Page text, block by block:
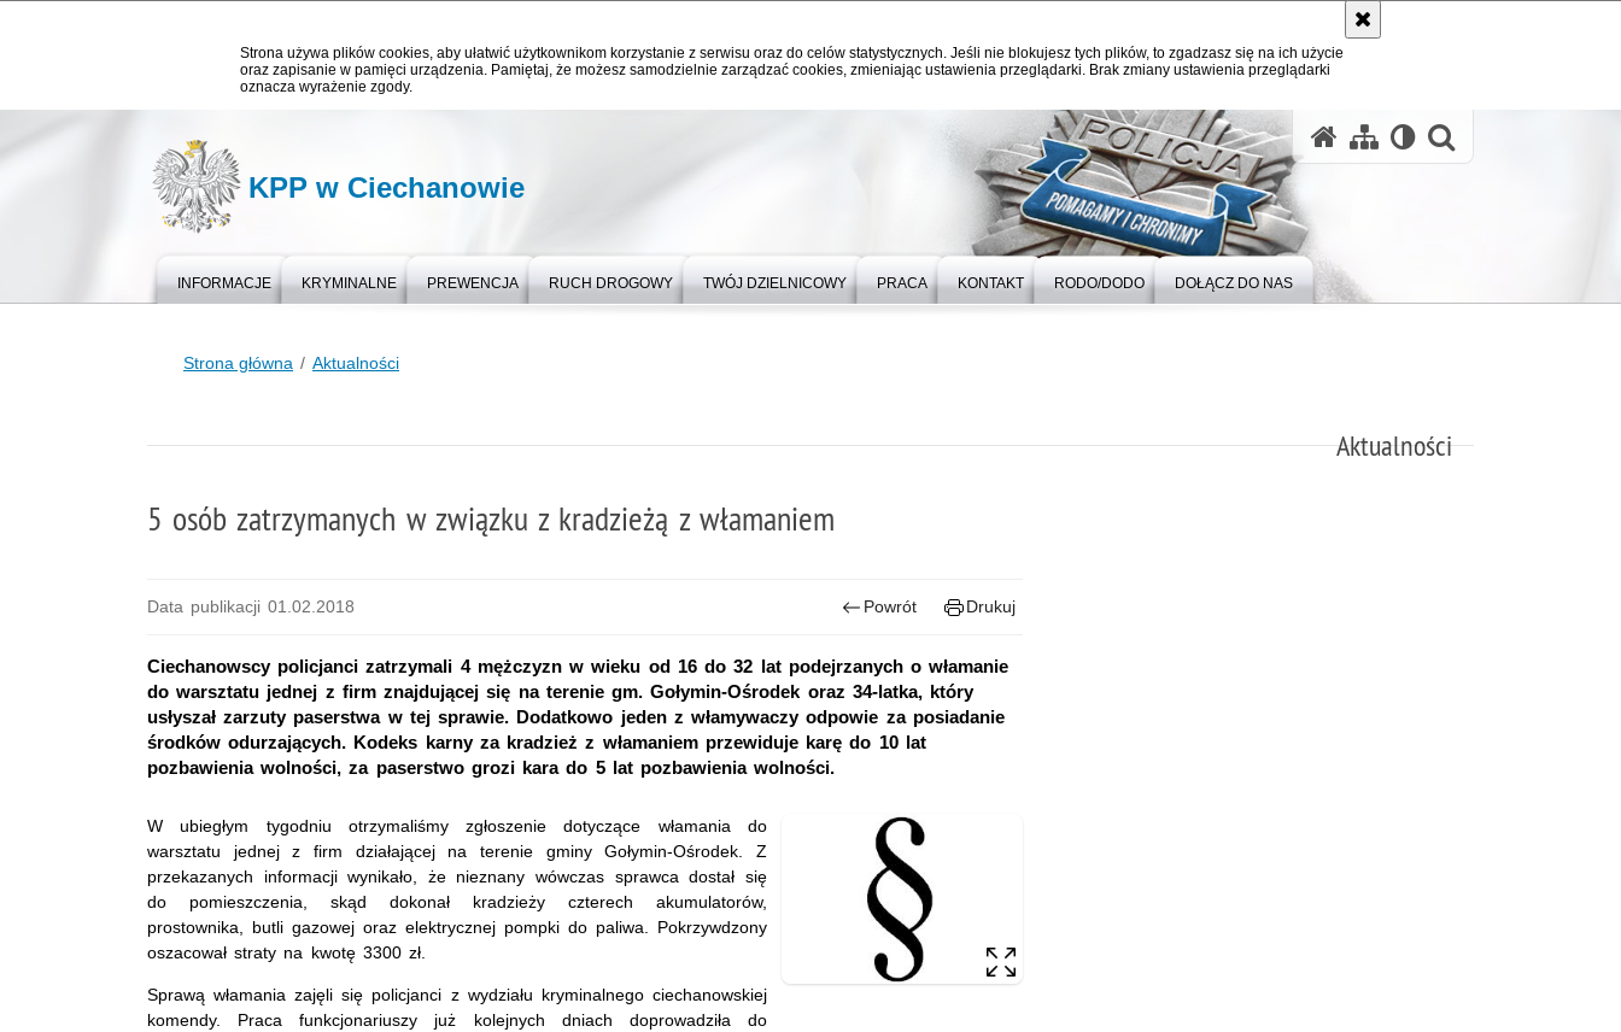
Strona używa plików cookies, aby ułatwić użytkownikom korzystanie z serwisu oraz do celów statystycznych. Jeśli nie blokujesz tych plików, to zgadzasz się na ich użycie
oraz zapisanie w pamięci urządzenia. Pamiętaj, że możesz samodzielnie zarządzać cookies, zmieniając ustawienia przeglądarki. Brak zmiany ustawienia przeglądarki
oznacza wyrażenie zgody.
KPP w Ciechanowie
INFORMACJE KRYMINALNE PREWENCJA RUCH DROGOWY TWÓJ DZIELNICOWY PRACA KONTAKT RODO/DODO DOŁĄCZ DO NAS
Strona główna Aktualności
Aktualności
5 osób zatrzymanych w związku z kradzieżą z włamaniem
Data publikacji 01.02.2018 Powrót Drukuj
Ciechanowscy policjanci zatrzymali 4 mężczyzn w wieku od 16 do 32 lat podejrzanych o włamanie
do warsztatu jednej z firm znajdującej się na terenie gm. Gołymin-Ośrodek oraz 34-latka, który
usłyszał zarzuty paserstwa w tej sprawie. Dodatkowo jeden z włamywaczy odpowie za posiadanie
środków odurzających. Kodeks karny za kradzież z włamaniem przewiduje karę do 10 lat
pozbawienia wolności, za paserstwo grozi kara do 5 lat pozbawienia wolności.
W ubiegłym tygodniu otrzymaliśmy zgłoszenie dotyczące włamania do
warsztatu jednej z firm działającej na terenie gminy Gołymin-Ośrodek. Z
przekazanych informacji wynikało, że nieznany wówczas sprawca dostał się
do pomieszczenia, skąd dokonał kradzieży czterech akumulatorów,
prostownika, butli gazowej oraz elektrycznej pompki do paliwa. Pokrzywdzony
oszacował straty na kwotę 3300 zł.
Sprawą włamania zajęli się policjanci z wydziału kryminalnego ciechanowskiej
komendy. Praca funkcjonariuszy już kolejnych dniach doprowadziła do